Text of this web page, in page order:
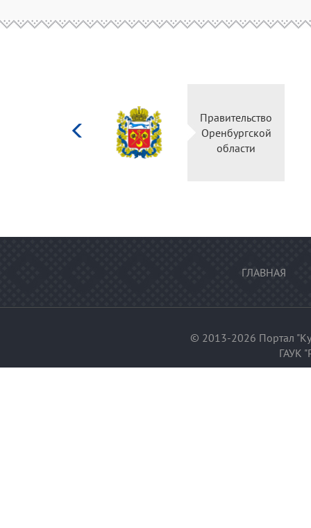
культуры
Российской
Правительство
Оренбургской
области
ГЛАВНАЯ
© 2013-2026 Портал
ГАУК